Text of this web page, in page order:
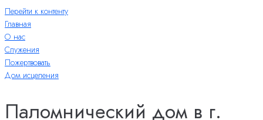
Перейти к контенту
Главная
О нас
Служения
Пожертвовать
Дом исцеления
Паломнический дом в г.